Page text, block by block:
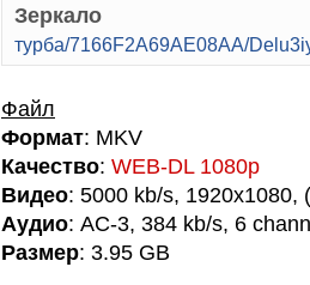
Зеркало
турба/7166F2A69AE08AA/
Файл
Формат: MKV
Качество: WEB-DL 1080p
Видео: 5000 kb/s, 1920x1080,
Аудио: AC-3, 384 kb/s, 6
Размер: 3.95 GB